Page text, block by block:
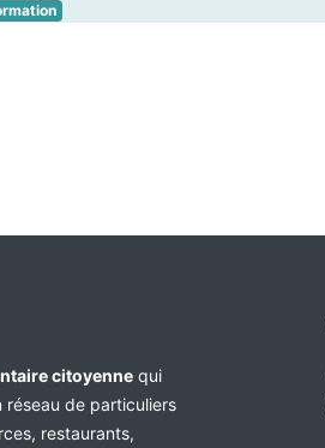
citoyenne qui
réseau de particuliers
restaurants,